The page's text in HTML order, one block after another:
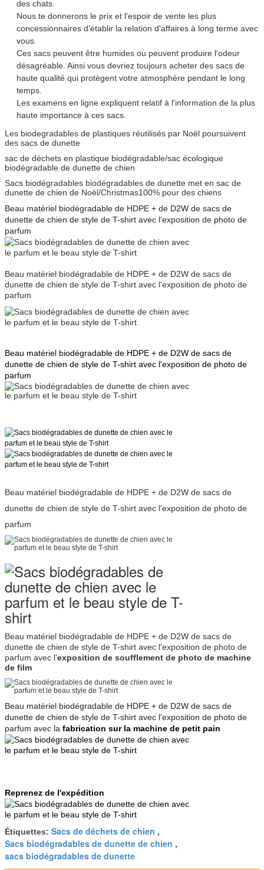
des chats.
Nous te donnerons le prix et l'espoir de vente les plus
concessionnaires d'établir la relation d'affaires à long terme avec
vous.
Ces sacs peuvent être humides ou peuvent produire l'odeur
désagréable. Ainsi vous devriez toujours acheter des sacs de
haute qualité qui protègent votre atmosphère pendant le long
temps.
Les examens en ligne expliquent relatif à l'information de la plus
haute importance à ces sacs.
Les biodegradables de plastiques réutilisés par Noël poursuivent
des sacs de dunette
sac de déchets en plastique biodégradable/sac écologique
biodégradable de dunette de chien
Sacs biodégradables biodégradables de dunette met en sac de
dunette de chien de Noël/Christmas100% pour des chiens
Beau matériel biodégradable de HDPE + de D2W de sacs de
dunette de chien de style de T-shirt avec l'exposition de photo de
parfum
Beau matériel biodégradable de HDPE + de D2W de sacs de
dunette de chien de style de T-shirt avec l'exposition de photo de
parfum
Beau matériel biodégradable de HDPE + de D2W de sacs de
dunette de chien de style de T-shirt avec l'exposition de photo de
parfum
Beau matériel biodégradable de HDPE + de D2W de sacs de
dunette de chien de style de T-shirt avec l'exposition de photo de
parfum
Beau matériel biodégradable de HDPE + de D2W de sacs de
dunette de chien de style de T-shirt avec l'exposition de photo de
parfum avec l'exposition de soufflement de photo de machine
de film
Beau matériel biodégradable de HDPE + de D2W de sacs de
dunette de chien de style de T-shirt avec l'exposition de photo de
parfum avec la fabrication sur la machine de petit pain
Reprenez de l'expédition
Étiquettes: Sacs de déchets de chien ,
Sacs biodégradables de dunette de chien ,
sacs biodégradables de dunette